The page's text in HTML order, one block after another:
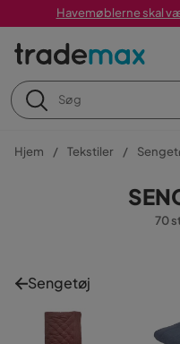
Havemøblerne skal
Hjem Tekstiler
70
Sengetøj